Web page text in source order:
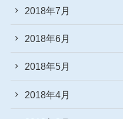
2018年7月
2018年6月
2018年5月
2018年4月